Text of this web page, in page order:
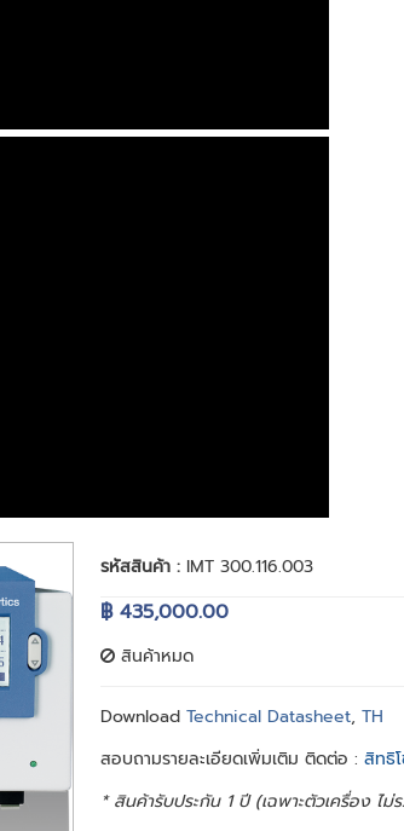
รหัสสินค้า : IMT 300.116.003
฿ 435,000.00
สินค้าหมด
Download Technical Datasheet, TH
สอบถามรายละเอียดเพิ่มเติม ติดต่อ : สิทธิ
* สินค้ารับประกัน 1 ปี (เฉพาะตัวเครื่อง ไ